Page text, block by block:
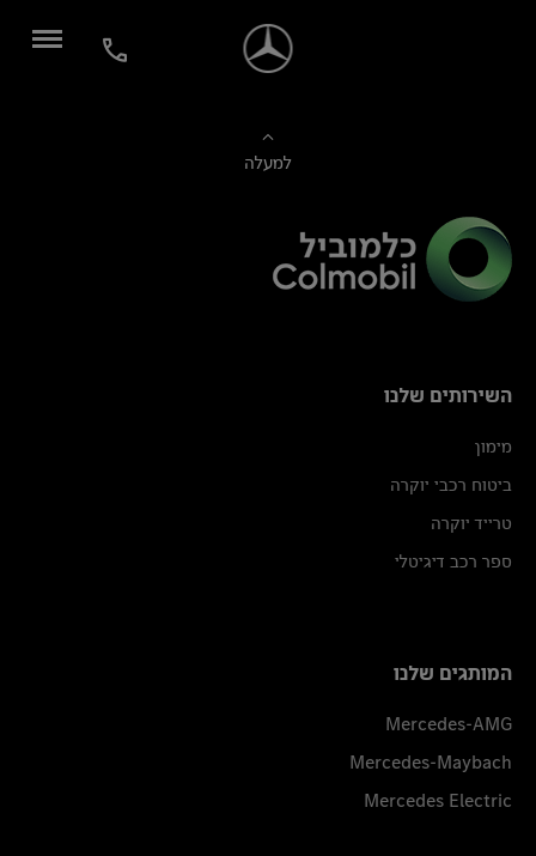
למעלה
השירותים שלנו
מימון
ביטוח רכבי יוקרה
טרייד יוקרה
ספר רכב דיגיטלי
המותגים שלנו
Mercedes-AMG
Mercedes-Maybach
Mercedes Electric